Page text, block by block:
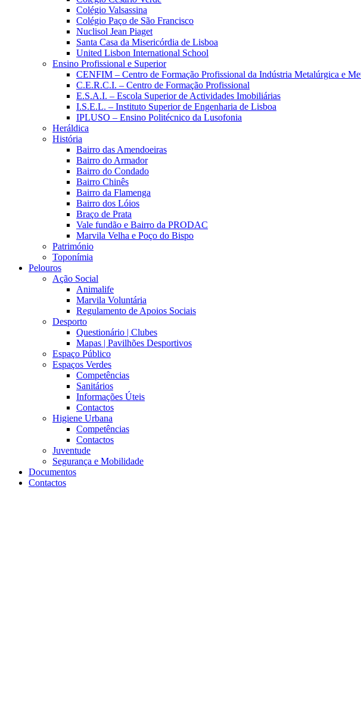
Colégio Valsassina
Colégio Paço de São Francisco
Nuclisol Jean Piaget
Santa Casa da Misericórdia de Lisboa
United Lisbon International School
Ensino Profissional e Superior
CENFIM – Centro de Formação Profissional da Indústria Metalúrgica e
C.E.R.C.I. – Centro de Formação Profissional
E.S.A.I. – Escola Superior de Actividades Imobiliárias
I.S.E.L. – Instituto Superior de Engenharia de Lisboa
IPLUSO – Ensino Politécnico da Lusofonia
Heráldica
História
Bairro das Amendoeiras
Bairro do Armador
Bairro do Condado
Bairro Chinês
Bairro da Flamenga
Bairro dos Lóios
Braço de Prata
Vale fundão e Bairro da PRODAC
Marvila Velha e Poço do Bispo
Património
Toponímia
Pelouros
Ação Social
Animalife
Marvila Voluntária
Regulamento de Apoios Sociais
Desporto
Questionário | Clubes
Mapas | Pavilhões Desportivos
Espaço Público
Espaços Verdes
Competências
Sanitários
Informações Úteis
Contactos
Higiene Urbana
Competências
Contactos
Juventude
Segurança e Mobilidade
Documentos
Contactos